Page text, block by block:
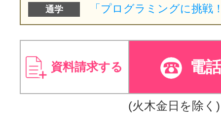
通学
資料請求する 電
(火木金日を除く)